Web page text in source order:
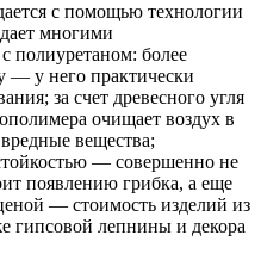
с помощью технологии
многими
полиуретаном: более
— у него практически
за счет древесного угля
очищает воздух в
вещества;
— совершенно не
появлению грибка, а еще
— стоимость изделий из
гипсовой лепнины и декора